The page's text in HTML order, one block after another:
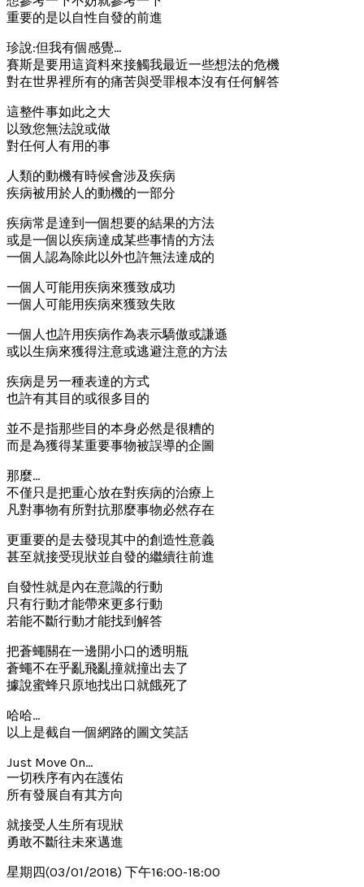
重要的是以自性自發的前進
珍說:但我有個感覺…
賽斯是要用這資料來接觸我最近一些想法的危機
對在世界裡所有的痛苦與受罪根本沒有任何解答
這整件事如此之大
以致您無法說或做
對任何人有用的事
人類的動機有時候會涉及疾病
疾病被用於人的動機的一部分
疾病常是達到一個想要的結果的方法
或是一個以疾病達成某些事情的方法
一個人認為除此以外也許無法達成的
一個人可能用疾病來獲致成功
一個人可能用疾病來獲致失敗
一個人也許用疾病作為表示驕傲或謙遜
或以生病來獲得注意或逃避注意的方法
疾病是另一種表達的方式
也許有其目的或很多目的
並不是指那些目的本身必然是很糟的
而是為獲得某重要事物被誤導的企圖
那麼…
不僅只是把重心放在對疾病的治療上
凡對事物有所對抗那麼事物必然存在
更重要的是去發現其中的創造性意義
甚至就接受現狀並自發的繼續往前進
自發性就是內在意識的行動
只有行動才能帶來更多行動
若能不斷行動才能找到解答
把蒼蠅關在一邊開小口的透明瓶
蒼蠅不在乎亂飛亂撞就撞出去了
據說蜜蜂只原地找出口就餓死了
哈哈…
以上是截自一個網路的圖文笑話
Just Move On…
一切秩序有內在護佑
所有發展自有其方向
就接受人生所有現狀
勇敢不斷往未來邁進
星期四(03/01/2018) 下午16:00-18:00